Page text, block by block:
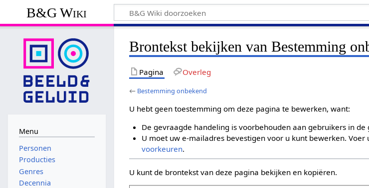
B&G Wiki
Brontekst bekijken van Bestemming
Pagina Overleg
← Bestemming onbekend
U hebt geen toestemming om deze pagina te bewerken, want:
De gevraagde handeling is voorbehouden aan gebruikers in
U moet uw e-mailadres bevestigen voor u kunt bewerken.
voorkeuren.
U kunt de brontekst van deze pagina bekijken en kopiëren.
Menu
Personen
Producties
Genres
Decennia